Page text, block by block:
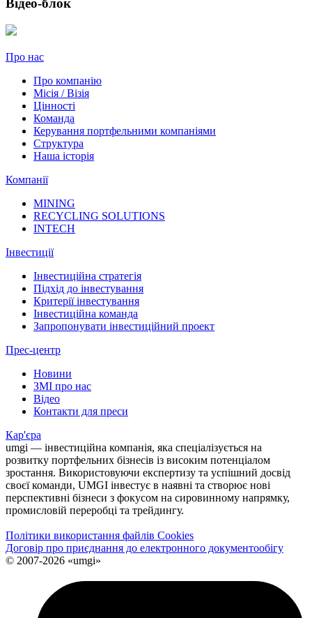
Відео-блок
Про нас
Про компанію
Місія / Візія
Цінності
Команда
Керування портфельними компаніями
Структура
Наша історія
Компанії
MINING
RECYCLING SOLUTIONS
INTECH
Інвестиції
Інвестиційна стратегія
Підхід до інвестування
Критерії інвестування
Інвестиційна команда
Запропонувати інвестиційний проект
Прес-центр
Новини
ЗМІ про нас
Відео
Контакти для преси
Кар'єра
umgi — інвестиційна компанія, яка спеціалізується на
розвитку портфельних бізнесів із високим потенціалом
зростання. Використовуючи експертизу та успішний досвід
своєї команди, UMGI інвестує в наявні та створює нові
перспективні бізнеси з фокусом на сировинному напрямку,
промисловій переробці та трейдингу.
Політики використання файлів Cookies
Договір про приєднання до електронного документообiгу
© 2007-2026 «umgi»